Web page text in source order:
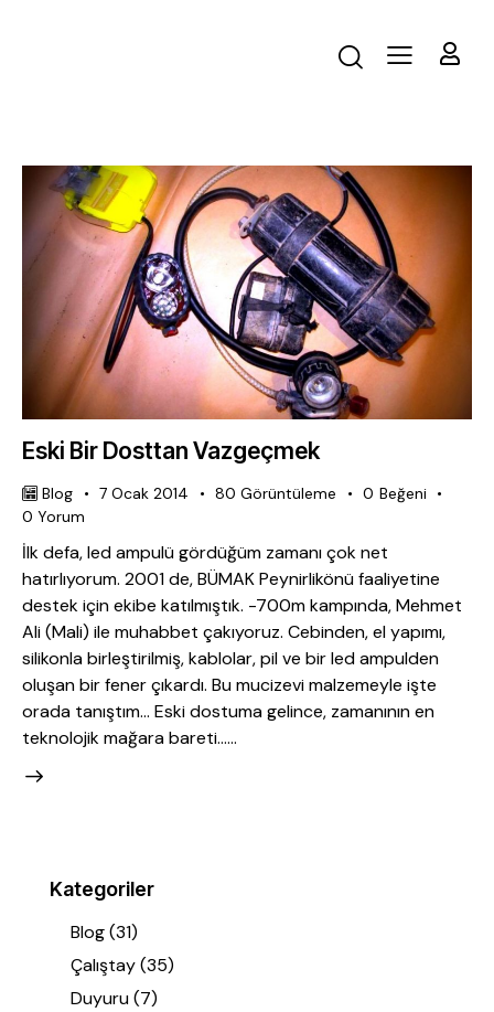
Eski Bir Dosttan Vazgeçmek
Blog 7 Ocak 2014 80 Görüntüleme 0 Beğeni
0 Yorum
İlk defa, led ampulü gördüğüm zamanı çok net
hatırlıyorum. 2001 de, BÜMAK Peynirlikönü faaliyetine
destek için ekibe katılmıştık. -700m kampında, Mehmet
Ali (Mali) ile muhabbet çakıyoruz. Cebinden, el yapımı,
silikonla birleştirilmiş, kablolar, pil ve bir led ampulden
oluşan bir fener çıkardı. Bu mucizevi malzemeyle işte
orada tanıştım… Eski dostuma gelince, zamanının en
teknolojik mağara bareti……
Kategoriler
Blog(31)
Çalıştay(35)
Duyuru(7)